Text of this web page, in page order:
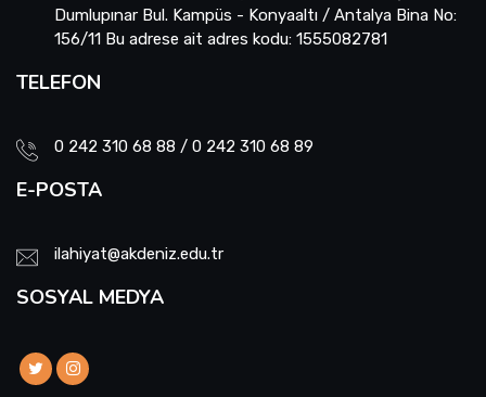
Dumlupınar Bul. Kampüs - Konyaaltı / Antalya Bina No:
156/11 Bu adrese ait adres kodu: 1555082781
TELEFON
0 242 310 68 88 / 0 242 310 68 89
E-POSTA
ilahiyat@akdeniz.edu.tr
SOSYAL MEDYA